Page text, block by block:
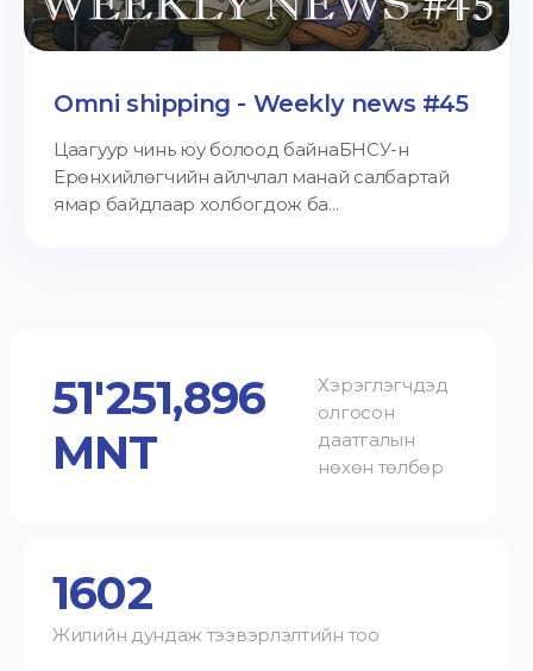
Omni shipping - Weekly news #45
Цаагуур чинь юу болоод байнаБНСУ-н
Ерөнхийлөгчийн айлчлал манай салбартай
ямар байдлаар холбогдож ба...
51'251,896
MNT
Хэрэглэгчдэд
олгосон
даатгалын
нөхөн төлбөр
1602
Жилийн дундаж тээвэрлэлтийн тоо